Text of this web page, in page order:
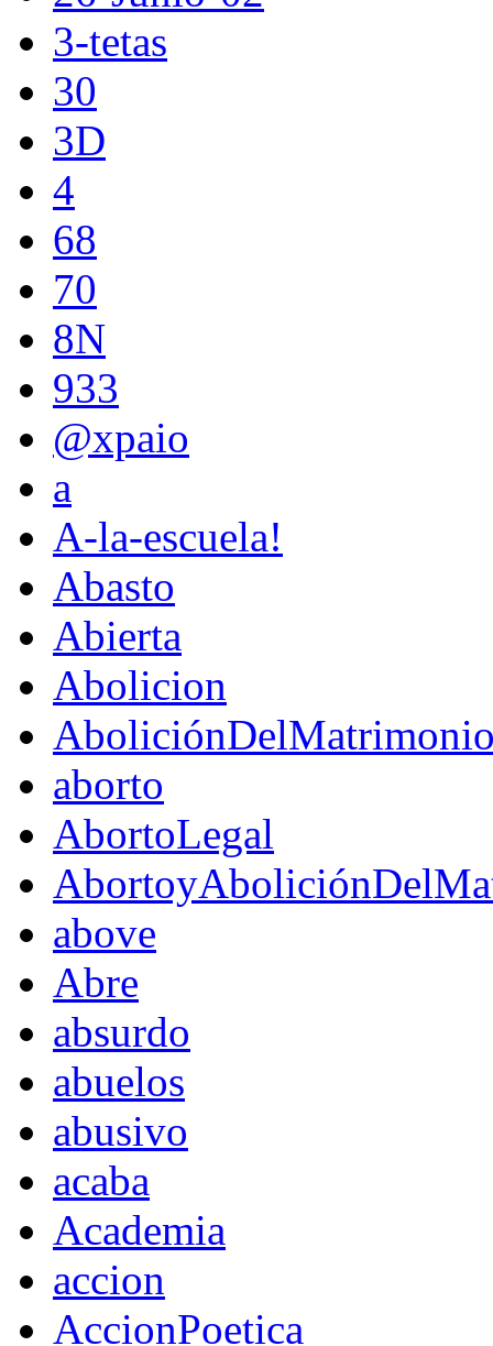
3-tetas
30
3D
4
68
70
8N
933
@xpaio
a
A-la-escuela!
Abasto
Abierta
Abolicion
aborto
AbortoLegal
above
Abre
absurdo
abuelos
abusivo
acaba
Academia
accion
AccionPoetica